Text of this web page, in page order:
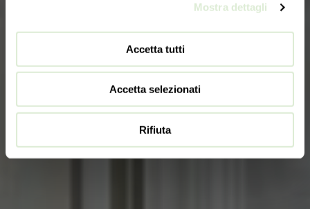
Mostra dettagli
Accetta tutti
Accetta selezionati
Rifiuta